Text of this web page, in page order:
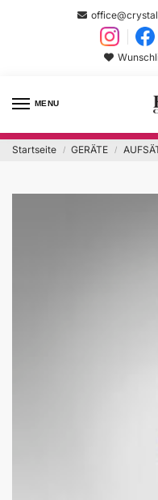
MENU
Startseite / GERÄTE /